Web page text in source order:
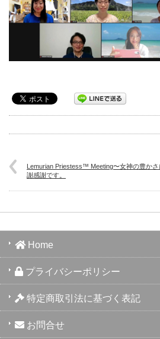
Lemurian Priestess™ Meeting〜女神の豊か
謝感謝です。
Home
プライバシーポリシー
特定商取引法に基づく表記
お問合せ